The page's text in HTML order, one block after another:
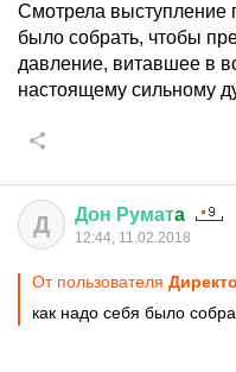
Смотрела выступление
было собрать, чтобы
давление, витавшее в
настоящему сильному
Д Дон Руматa
12:44, 11.02.2018
От пользователя
как надо себя было